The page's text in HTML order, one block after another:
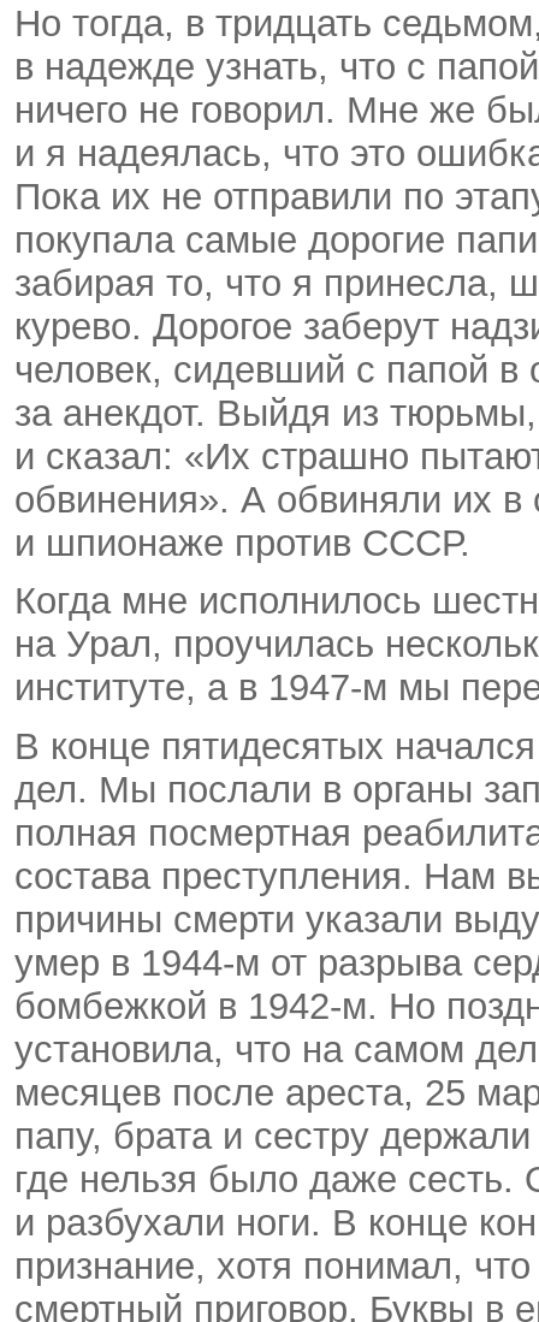
Но тогда, в тридцать
в надежде узнать, что с
ничего не говорил. Мне же
и я надеялась, что это
Пока их не отправили по
покупала самые дорогие
забирая то, что я принесла,
курево. Дорогое заберут
человек, сидевший с папой в
за анекдот. Выйдя из
и сказал: «Их страшно
обвинения». А обвиняли их в
и шпионаже против СССР.
Когда мне исполнилось
на Урал, проучилась
институте, а в 1947-м мы
В конце пятидесятых
дел. Мы послали в органы
полная посмертная
состава преступления. Нам
причины смерти указали
умер в 1944-м от разрыва
бомбежкой в 1942-м. Но
установила, что на самом
месяцев после ареста, 25
папу, брата и сестру
где нельзя было даже сесть.
и разбухали ноги. В конце
признание, хотя понимал,
смертный приговор. Буквы в